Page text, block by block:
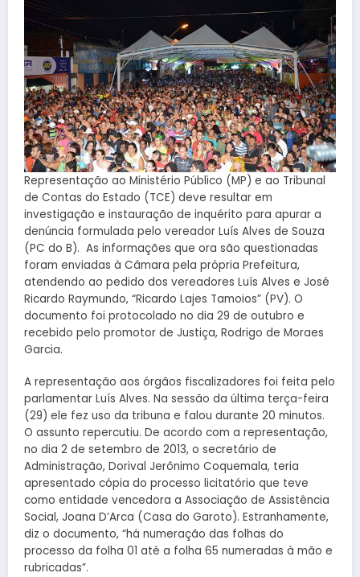
Representação ao Ministério Público (MP) e ao Tribunal
de Contas do Estado (TCE) deve resultar em
investigação e instauração de inquérito para apurar a
denúncia formulada pelo vereador Luís Alves de Souza
(PC do B). As informações que ora são questionadas
foram enviadas à Câmara pela própria Prefeitura,
atendendo ao pedido dos vereadores Luís Alves e José
Ricardo Raymundo, “Ricardo Lajes Tamoios” (PV). O
documento foi protocolado no dia 29 de outubro e
recebido pelo promotor de Justiça, Rodrigo de Moraes
Garcia.
A representação aos órgãos fiscalizadores foi feita pelo
parlamentar Luís Alves. Na sessão da última terça-feira
(29) ele fez uso da tribuna e falou durante 20 minutos.
O assunto repercutiu. De acordo com a representação,
no dia 2 de setembro de 2013, o secretário de
Administração, Dorival Jerônimo Coquemala, teria
apresentado cópia do processo licitatório que teve
como entidade vencedora a Associação de Assistência
Social, Joana D’Arca (Casa do Garoto). Estranhamente,
diz o documento, “há numeração das folhas do
processo da folha 01 até a folha 65 numeradas à mão e
rubricadas”.